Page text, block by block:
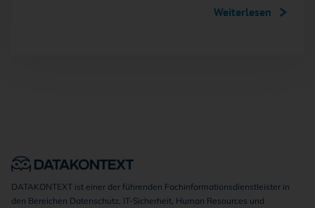
Weiterlesen
DATAKONTEXT ist einer der führenden Fachinformationsdienstleister in
den Bereichen Datenschutz, IT-Sicherheit, Human Resources und